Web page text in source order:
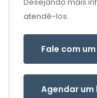
atendê-los.
Fale com
Agendar um